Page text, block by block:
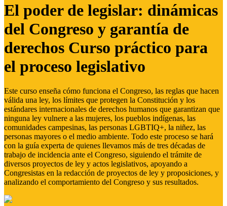
El poder de legislar: dinámicas
del Congreso y garantía de
derechos Curso práctico para
el proceso legislativo
Este curso enseña cómo funciona el Congreso, las reglas que hacen
válida una ley, los límites que protegen la Constitución y los
estándares internacionales de derechos humanos que garantizan que
ninguna ley vulnere a las mujeres, los pueblos indígenas, las
comunidades campesinas, las personas LGBTIQ+, la niñez, las
personas mayores o el medio ambiente. Todo este proceso se hará
con la guía experta de quienes llevamos más de tres décadas de
trabajo de incidencia ante el Congreso, siguiendo el trámite de
diversos proyectos de ley y actos legislativos, apoyando a
Congresistas en la redacción de proyectos de ley y proposiciones, y
analizando el comportamiento del Congreso y sus resultados.